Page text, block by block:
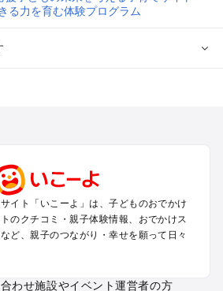
け
かけ
イト「いこーよ」は、子どものおでかけ
のクチコミ・親子体験情報、おでかけス
ど、親子のつながり・幸せを願って日々
わせ施設やイベント運営者の方